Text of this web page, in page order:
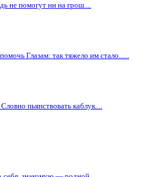
не помогут ни на грош....
Глазам: так тяжело им стало......
пьянствовать каблук....